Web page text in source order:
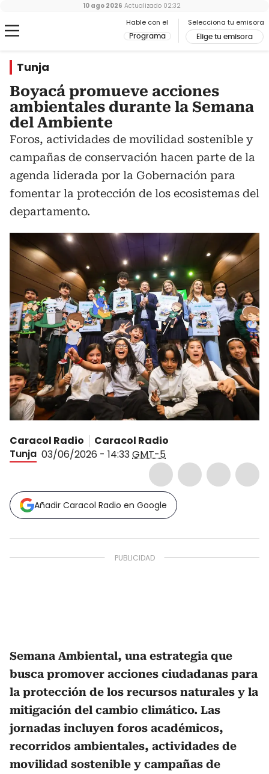
Hable con el
Programa
Selecciona tu emisora
Elige tu emisora
10 ago 2026 Actualizado 02:32
Tunja
Boyacá promueve acciones
ambientales durante la Semana
del Ambiente
Foros, actividades de movilidad sostenible y
campañas de conservación hacen parte de la
agenda liderada por la Gobernación para
fomentar la protección de los ecosistemas del
departamento.
Caracol Radio
Caracol Radio
Tunja 03/06/2026 - 14:33GMT-5
Añadir Caracol Radio en Google
Semana Ambiental, una estrategia que
busca promover acciones ciudadanas para
la protección de los recursos naturales y la
mitigación del cambio climático. Las
jornadas incluyen foros académicos,
recorridos ambientales, actividades de
movilidad sostenible y campañas de